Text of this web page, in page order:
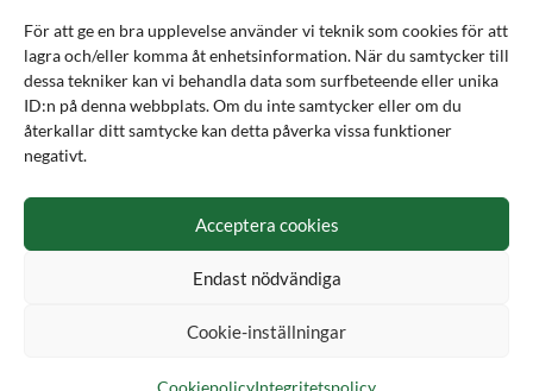
För att ge en bra upplevelse använder vi teknik som cookies för att
lagra och/eller komma åt enhetsinformation. När du samtycker till
dessa tekniker kan vi behandla data som surfbeteende eller unika
ID:n på denna webbplats. Om du inte samtycker eller om du
återkallar ditt samtycke kan detta påverka vissa funktioner
negativt.
Acceptera cookies
Endast nödvändiga
Cookie-inställningar
CookiepolicyIntegritetspolicy
Butiken i Vellinge
Artiklar
Grain till gram-kalkylator
Kampanjer
Jakt & fiske
Handladdning
Optik
Utrustning